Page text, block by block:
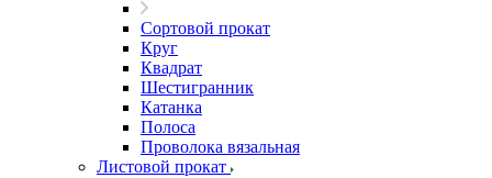
Сортовой прокат
Круг
Квадрат
Шестигранник
Катанка
Полоса
Проволока вязальная
Листовой прокат